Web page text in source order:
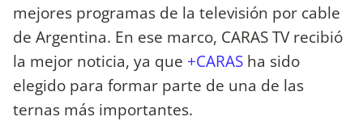
mejores programas de la televisión por cable
de Argentina. En ese marco, CARAS TV recibió
la mejor noticia, ya que +CARAS ha sido
elegido para formar parte de una de las
ternas más importantes.